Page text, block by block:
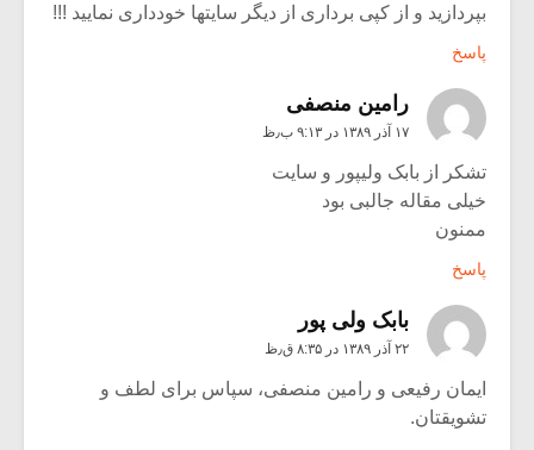
بپردازید و از کپی برداری از دیگر سایتها خودداری نمایید !!!
پاسخ
رامین منصفی
۱۷ آذر ۱۳۸۹ در ۹:۱۳ ب٫ظ
تشکر از بابک ولیپور و سایت
خیلی مقاله جالبی بود
ممنون
پاسخ
بابک ولی پور
۲۲ آذر ۱۳۸۹ در ۸:۳۵ ق٫ظ
ایمان رفیعی و رامین منصفی، سپاس برای لطف و
تشویقتان.